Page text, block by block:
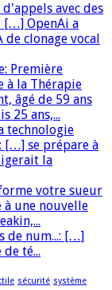
avec des
[…] OpenAi a
clonage vocal
Première
à la Thérapie
âgé de 59 ans
25 ans,...
technologie
[…] se prépare à
la
votre sueur
à une nouvelle
de num...: […]
té...
sécurité système